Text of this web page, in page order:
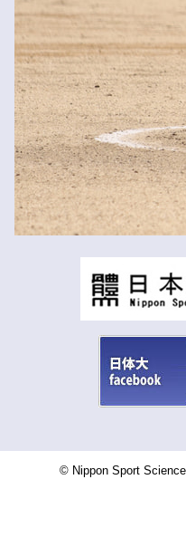
© Nippon Sport